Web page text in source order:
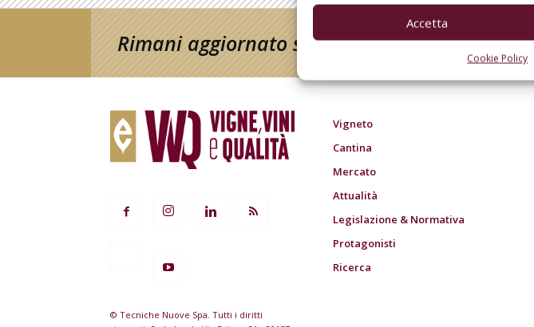
Accetta
Cookie Policy
Rimani aggiornato sul mondo dell’agricoltura
© Tecniche Nuove Spa. Tutti i diritti
Vigneto
Cantina
Mercato
Attualità
Legislazione & Normativa
Protagonisti
Ricerca